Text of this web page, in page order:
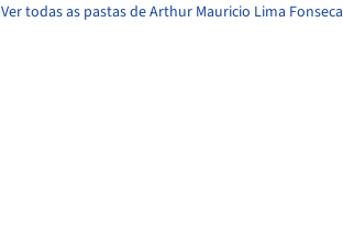
Ver todas as pastas de Arthur Mauricio Lima Fonseca